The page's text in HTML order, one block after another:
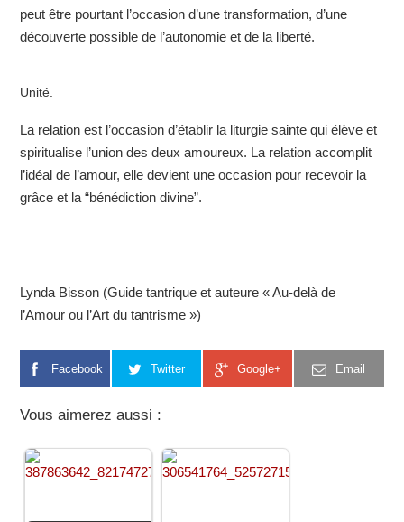
peut être pourtant l’occasion d’une transformation, d’une
découverte possible de l’autonomie et de la liberté.
Unité.
La relation est l’occasion d’établir la liturgie sainte qui élève et
spiritualise l’union des deux amoureux. La relation accomplit
l’idéal de l’amour, elle devient une occasion pour recevoir la
grâce et la “bénédiction divine”.
Lynda Bisson (Guide tantrique et auteure « Au-delà de
l’Amour ou l’Art du tantrisme »)
Facebook Twitter Google+ Email
Vous aimerez aussi :